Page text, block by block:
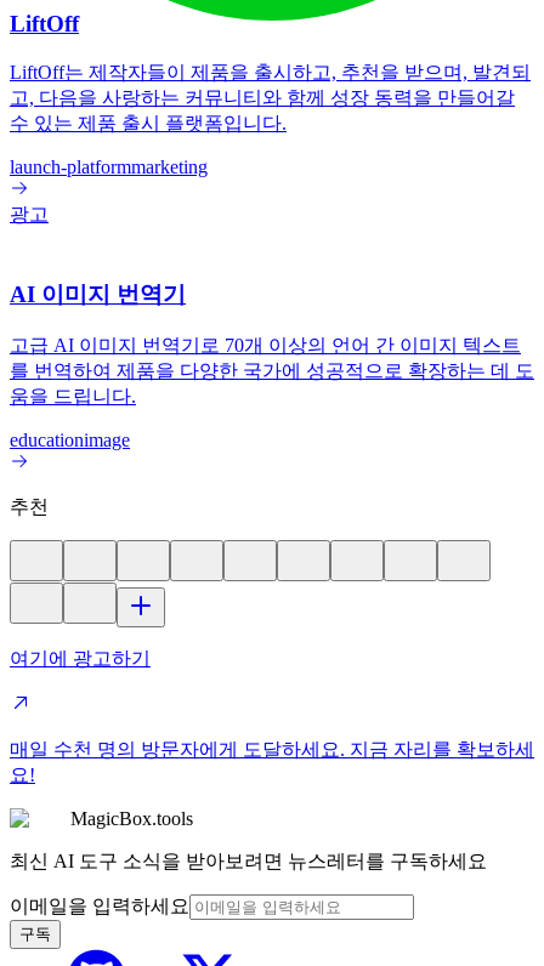
LiftOff
LiftOff는 제작자들이 제품을 출시하고, 추천을 받으며, 발견되
고, 다음을 사랑하는 커뮤니티와 함께 성장 동력을 만들어갈
수 있는 제품 출시 플랫폼입니다.
launch-platformmarketing
광고
AI 이미지 번역기
고급 AI 이미지 번역기로 70개 이상의 언어 간 이미지 텍스트
를 번역하여 제품을 다양한 국가에 성공적으로 확장하는 데 도
움을 드립니다.
educationimage
추천
여기에 광고하기
매일 수천 명의 방문자에게 도달하세요. 지금 자리를 확보하세
요!
MagicBox.tools
최신 AI 도구 소식을 받아보려면 뉴스레터를 구독하세요
이메일을 입력하세요
구독